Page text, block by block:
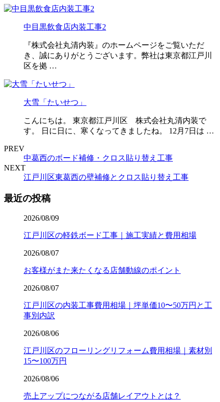
中目黒飲食店内装工事2
『株式会社丸清内装』のホームページをご覧いただ
き、誠にありがとうございます。弊社は東京都江戸川
区を拠 …
大雪「たいせつ」
こんにちは。 東京都江戸川区 株式会社丸清内装で
す。 日に日に、寒くなってきましたね。 12月7日は …
PREV
中葛西のボード補修・クロス貼り替え工事
NEXT
江戸川区東葛西の壁補修とクロス貼り替え工事
最近の投稿
2026/08/09
江戸川区の軽鉄ボード工事｜施工実績と費用相場
2026/08/07
お客様がまた来たくなる店舗動線のポイント
2026/08/07
江戸川区の内装工事費用相場｜坪単価10〜50万円と工
事別内訳
2026/08/06
江戸川区のフローリングリフォーム費用相場｜素材別
15〜100万円
2026/08/06
売上アップにつながる店舗レイアウトとは？